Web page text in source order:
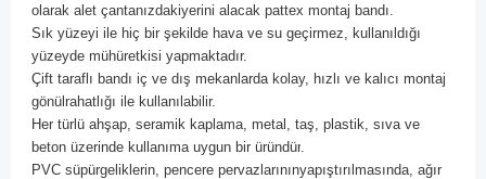
olarak alet çantanızdakiyerini alacak pattex montaj bandı.
Sık yüzeyi ile hiç bir şekilde hava ve su geçirmez, kullanıldığı
yüzeyde mühüretkisi yapmaktadır.
Çift taraflı bandı iç ve dış mekanlarda kolay, hızlı ve kalıcı montaj
gönülrahatlığı ile kullanılabilir.
Her türlü ahşap, seramik kaplama, metal, taş, plastik, sıva ve
beton üzerinde kullanıma uygun bir üründür
PVC süpürgeliklerin, pencere pervazlarınınyapıştırılmasında, ağır